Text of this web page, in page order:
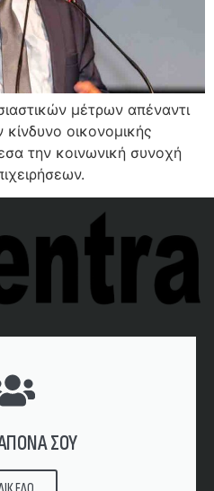
μέτρων απέναντι
κίνδυνο οικονομικής
την κοινωνική συνοχή
ΣΟΥ